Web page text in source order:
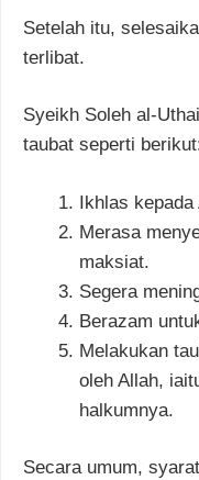
Setelah itu,
terlibat.
Syeikh Soleh al-
taubat seperti
Ikhlas kepada
Merasa
maksiat.
Segera
Berazam
Melakukan
oleh Allah,
halkumnya.
Secara umum,